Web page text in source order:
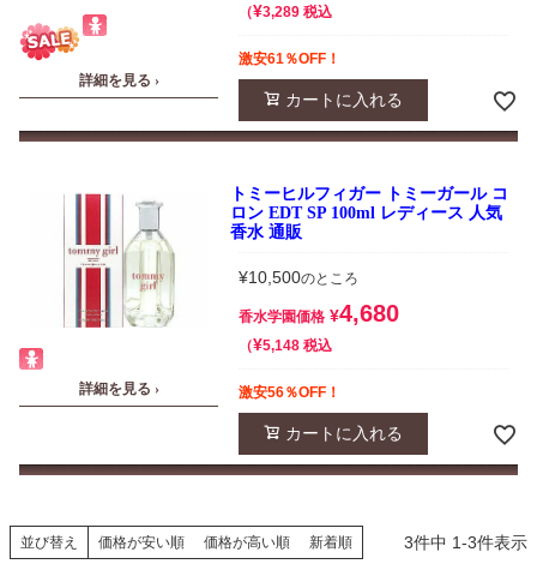
詳細を見る ›
¥3,289 税込
激安61％OFF！
カートに入れる
詳細を見る ›
トミーヒルフィガー トミーガール コ
ロン EDT SP 100ml レディース 人気
香水 通販
¥10,500のところ
香水学園価格 ¥4,680
¥5,148 税込
激安56％OFF！
カートに入れる
並び替え 価格が安い順 価格が高い順 新着順 3件中 1-3件表示